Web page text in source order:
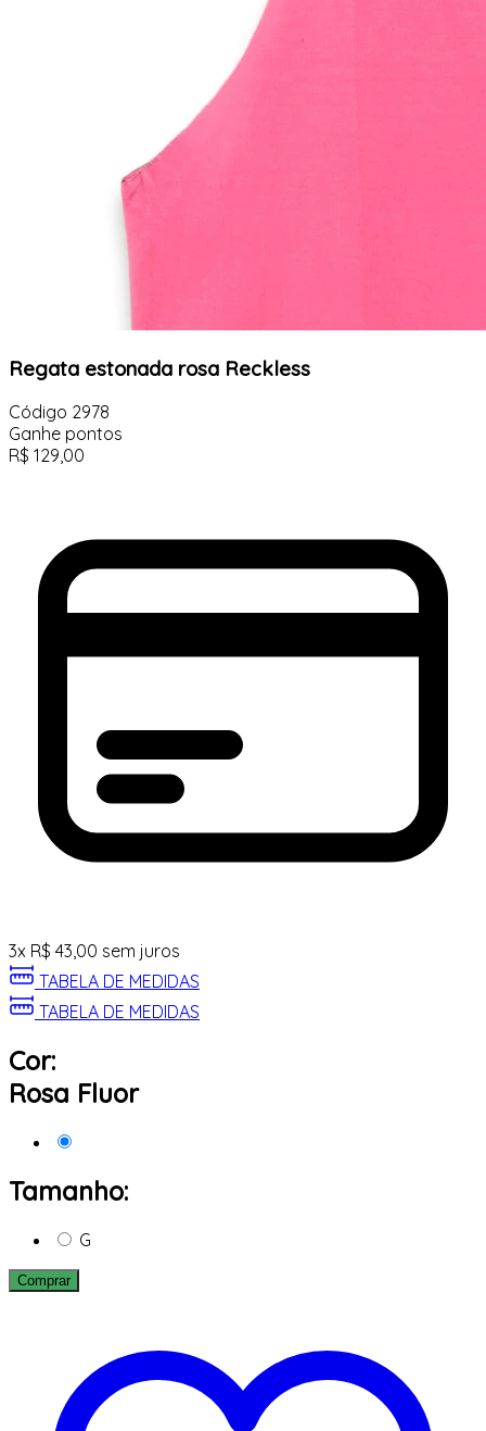
Regata estonada rosa Reckless
Código 2978
Ganhe pontos
R$ 129,00
3x R$ 43,00 sem juros
TABELA DE MEDIDAS
TABELA DE MEDIDAS
Cor:
Rosa Fluor
Tamanho:
G
Comprar